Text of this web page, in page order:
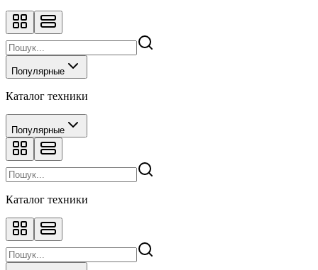
Популярные
Каталог техники
Популярные
Каталог техники